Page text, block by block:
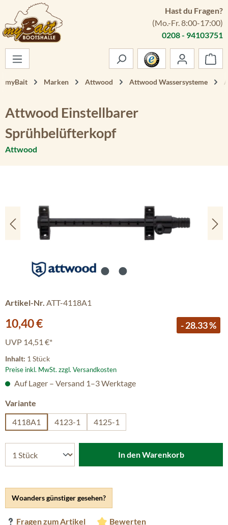
Zum Hauptinhalt springen
Hast du Fragen?
(Mo.-Fr. 8:00-17:00)
0208 - 94103751
myBait Marken Attwood Attwood Wassersysteme
Attwood Einstellbarer
Sprühbelüfterkopf
Attwood
Artikel-Nr. ATT-4118A1
Verkaufspreis:
10,40 € - 28.33 %
UVP 14,51 €*
Inhalt: 1 Stück
Preise inkl. MwSt. zzgl. Versandkosten
Woanders günstiger gesehen?
Fragen zum Artikel Bewerten
Auf Lager – Versand 1–3 Werktage
Variante
4118A1
4123-1 4125-1
In den Warenkorb